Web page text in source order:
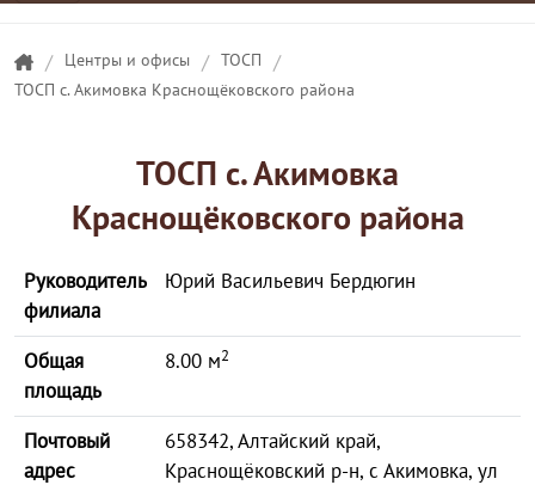
/ Центры и офисы / ТОСП /
ТОСП с. Акимовка Краснощёковского района
ТОСП с. Акимовка
Краснощёковского района
Руководитель
филиала
Юрий Васильевич Бердюгин
Общая
площадь
8.00 м2
Почтовый
адрес
658342, Алтайский край,
Краснощёковский р-н, с Акимовка, ул